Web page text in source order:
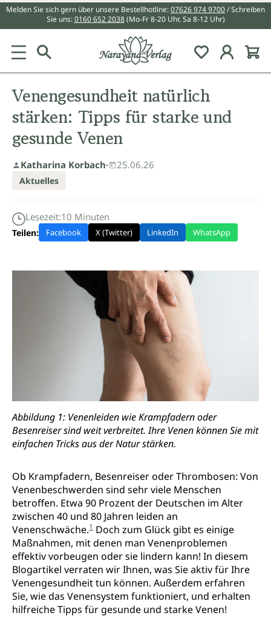
springen
Melden Sie sich gern über unsere Bestellhotline:07626 974 9700/ Schreiben
Sie uns:0160 652 2038 (Mo-Fr 8-20 Uhr, Sa 8-12 Uhr)
Du hast 0
Venengesundheit natürlich
stärken: Tipps für starke und
gesunde Venen
Katharina Korbach· 25.06.26
Aktuelles
Lesezeit:10 Minuten
Teilen: Facebook X (Twitter) LinkedIn WhatsApp
Abbildung 1: Venenleiden wie Krampfadern oder
Besenreiser sind weit verbreitet. Ihre Venen können Sie mit
einfachen Tricks aus der Natur stärken.
Ob Krampfadern, Besenreiser oder Thrombosen: Von
Venenbeschwerden sind sehr viele Menschen
betroffen. Etwa 90 Prozent der Deutschen im Alter
zwischen 40 und 80 Jahren leiden an
Venenschwäche.1 Doch zum Glück gibt es einige
Maßnahmen, mit denen man Venenproblemen
effektiv vorbeugen oder sie lindern kann! In diesem
Blogartikel verraten wir Ihnen, was Sie aktiv für Ihre
Venengesundheit tun können. Außerdem erfahren
Sie, wie das Venensystem funktioniert, und erhalten
hilfreiche Tipps für gesunde und starke Venen!